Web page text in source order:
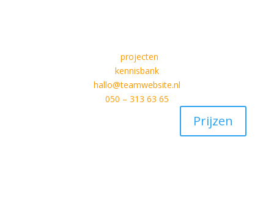
projecten
kennisbank
hallo@teamwebsite.nl
050 – 313 63 65
Prijzen